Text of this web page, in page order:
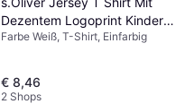
Dezentem Logoprint Kinder -
Weiß
Farbe Weiß, T-Shirt, Einfarbig
€ 8,46
2 Shops